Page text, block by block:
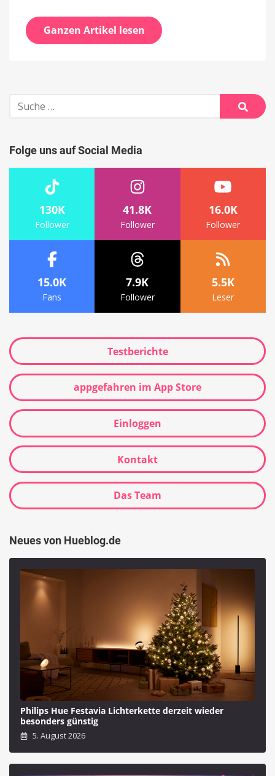
Ganzen Artikel lesen
Suche
nach:
Suche
Folge uns auf Social Media
130K
Follower
41.8K
Follower
16.0K
Follower
15.0K
Fans
7.9K
Follower
5.5K
Leser
Testberichte
appgefahren im App Store
Einloggen
Kontakt
Das Team
Neues von Hueblog.de
Philips Hue Festavia Lichterkette derzeit wieder
besonders günstig
5. August 2026